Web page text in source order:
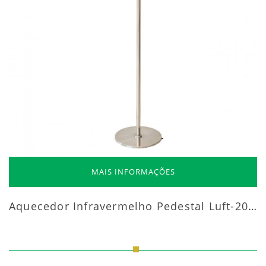
MAIS INFORMAÇÕES
Aquecedor Infravermelho Pedestal Luft-20000